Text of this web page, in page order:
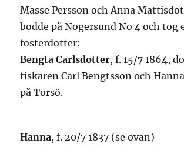
Masse Persson och Anna
bodde på Nogersund No 4 och tog
fosterdotter:
Bengta Carlsdotter, f. 15/7 1864,
fiskaren Carl Bengtsson och
på Torsö.
Hanna, f. 20/7 1837 (se ovan)